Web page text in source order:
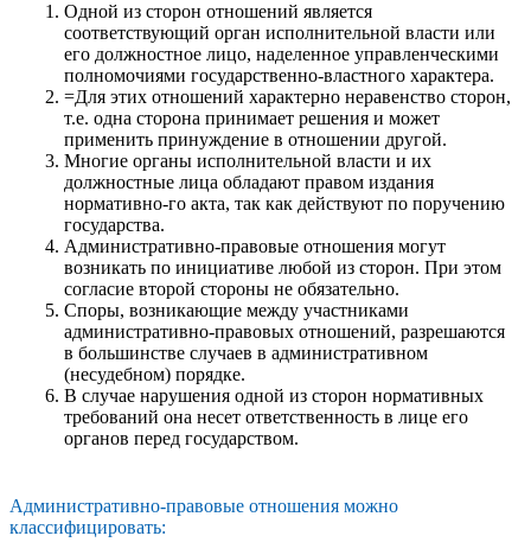
Одной из сторон отношений является
соответствующий орган исполнительной власти или
его должностное лицо, наделенное управленческими
полномочиями государственно-властного характера.
=Для этих отношений характерно неравенство сторон,
т.е. одна сторона принимает решения и может
применить принуждение в отношении другой.
Многие органы исполнительной власти и их
должностные лица обладают правом издания
нормативно-го акта, так как действуют по поручению
государства.
Административно-правовые отношения могут
возникать по инициативе любой из сторон. При этом
согласие второй стороны не обязательно.
Споры, возникающие между участниками
административно-правовых отношений, разрешаются
в большинстве случаев в административном
(несудебном) порядке.
В случае нарушения одной из сторон нормативных
требований она несет ответственность в лице его
органов перед государством.
Административно-правовые отношения можно
классифицировать: